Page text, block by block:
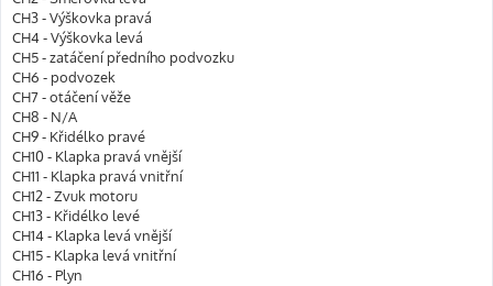
CH3 - Výškovka pravá
CH4 - Výškovka levá
CH5 - zatáčení předního podvozku
CH6 - podvozek
CH7 - otáčení věže
CH8 - N/A
CH9 - Křidélko pravé
CH10 - Klapka pravá vnější
CH11 - Klapka pravá vnitřní
CH12 - Zvuk motoru
CH13 - Křidélko levé
CH14 - Klapka levá vnější
CH15 - Klapka levá vnitřní
CH16 - Plyn